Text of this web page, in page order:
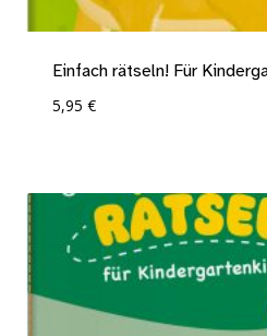
Einfach rätseln! Für
5,95 €